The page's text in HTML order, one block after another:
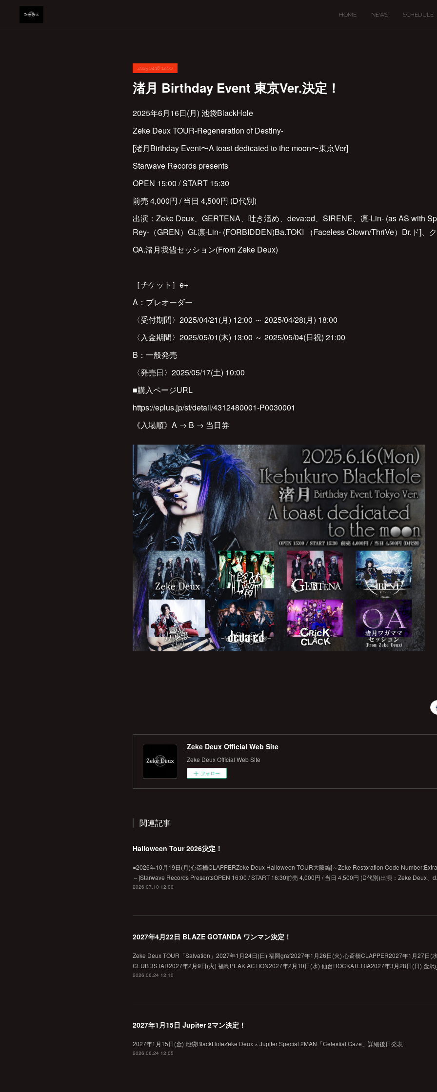
HOME NEWS SCHEDULE
2025.04.16 12:00
渚月 Birthday Event 東京Ver.決定！
2025年6月16日(月) 池袋BlackHole
Zeke Deux TOUR-Regeneration of Destiny-
[渚月Birthday Event〜A toast dedicated to the moon〜東京Ver]
Starwave Records presents
OPEN 15:00 / START 15:30
前売 4,000円 / 当日 4,500円 (D代別)
出演：Zeke Deux、GERTENA、吐き溜め、deva:ed、SIRENE、凛-Lin- (as AS with
Rey-（GREN）Gt.凛-Lin- (FORBIDDEN)Ba.TOKI （Faceless Clown/ThriVe）Dr.ド]、
OA.渚月我儘セッション(From Zeke Deux)
［チケット］e+
A：プレオーダー
〈受付期間〉2025/04/21(月) 12:00 ～ 2025/04/28(月) 18:00
〈入金期間〉2025/05/01(木) 13:00 ～ 2025/05/04(日祝) 21:00
B：一般発売
〈発売日〉2025/05/17(土) 10:00
■購入ページURL
https://eplus.jp/sf/detail/4312480001-P0030001
《入場順》A → B → 当日券
Zeke Deux Official Web Site
Zeke Deux Official Web Site
フォロー
関連記事
Halloween Tour 2026決定！
●2026年10月19日(月)心斎橋CLAPPERZeke Deux Halloween TOUR大阪編[～Zeke Restoration Code Number:Extra
～]Starwave Records PresentsOPEN 16:00 / START 16:30前売 4,000円 / 当日 4,500円 (D代別)出演：Zeke Deux、
2026.07.10 12:00
2027年4月22日 BLAZE GOTANDA ワンマン決定！
Zeke Deux TOUR「Salvation」2027年1月24日(日) 福岡graf2027年1月26日(火) 心斎橋CLAPPER2027年1月27日(
CLUB 3STAR2027年2月9日(火) 福島PEAK ACTION2027年2月10日(水) 仙台ROCKATERIA2027年3月28日(日) 金
2026.06.24 12:10
2027年1月15日 Jupiter 2マン決定！
2027年1月15日(金) 池袋BlackHoleZeke Deux × Jupiter Special 2MAN「Celestial Gaze」詳細後日発表
2026.06.24 12:05